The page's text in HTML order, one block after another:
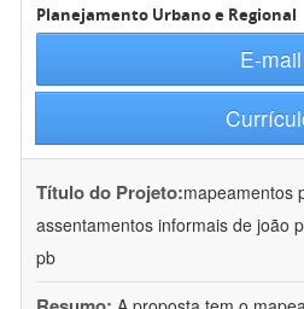
Planejamento Urbano e Regional
E-mail
Título do Projeto:mapeamentos
assentamentos informais de joão
pb